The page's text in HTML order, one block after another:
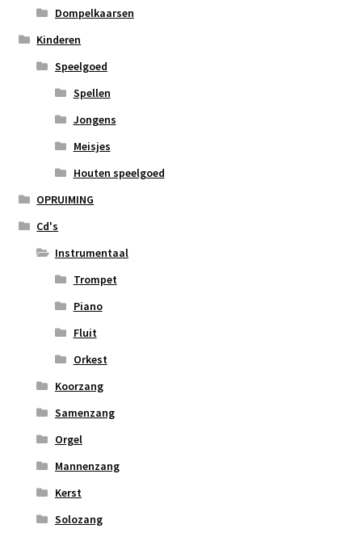
Dompelkaarsen
Kinderen
Speelgoed
Spellen
Jongens
Meisjes
Houten speelgoed
OPRUIMING
Cd's
Instrumentaal
Trompet
Piano
Fluit
Orkest
Koorzang
Samenzang
Orgel
Mannenzang
Kerst
Solozang